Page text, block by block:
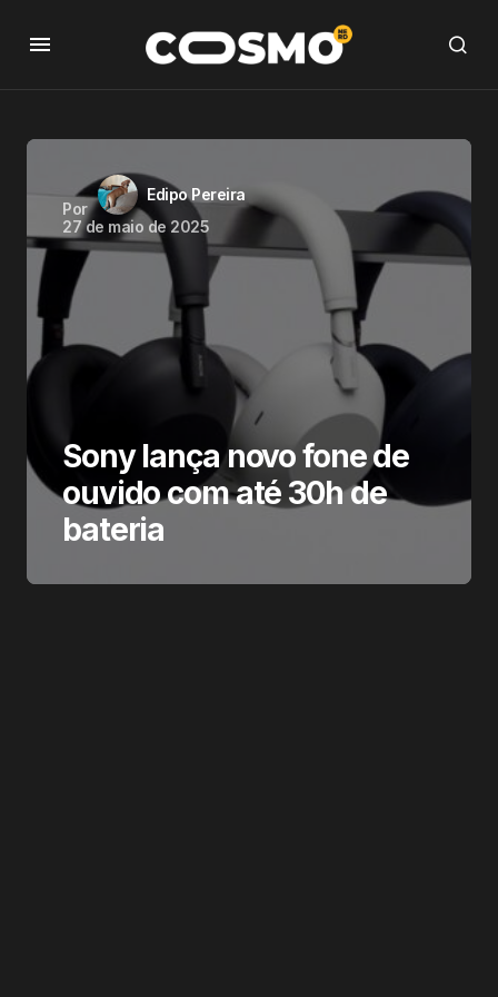
Por
Edipo Pereira
27 de maio de 2025
Sony lança novo fone de
ouvido com até 30h de
bateria